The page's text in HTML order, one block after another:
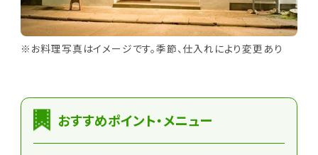
※お料理写真はイメージです。季節、仕入れにより変更あり
おすすめポイント・メニュー